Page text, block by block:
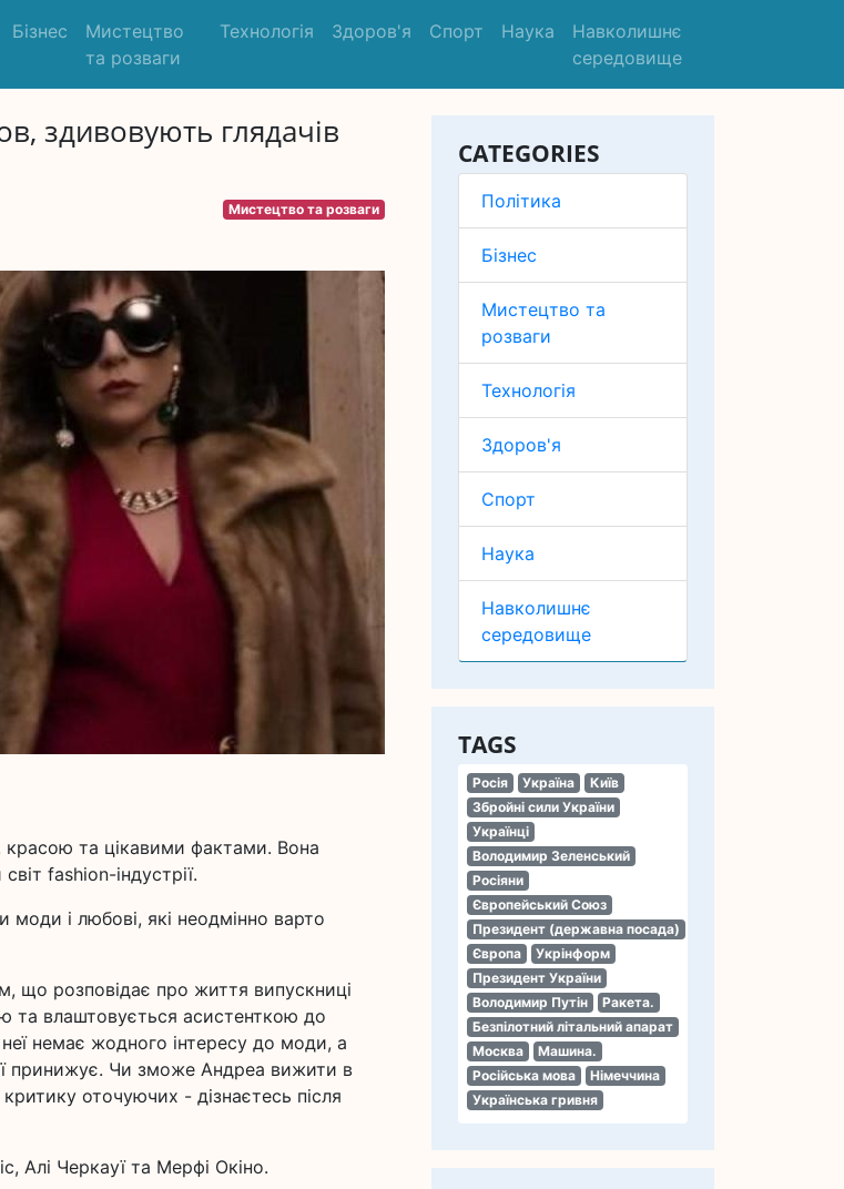
Бізнес
Мистецтво
та розваги
Технологія Здоров'я Спорт Наука
Навколишнє
середовище
CATEGORIES
Політика
Бізнес
Мистецтво та
розваги
Технологія
Здоров'я
Спорт
Наука
Навколишнє
середовище
TAGS
Росія Україна
Київ
Збройні сили України
Українці
Володимир Зеленський
Росіяни
Європейський Союз
Президент (державна посада)
Європа
Укрінформ
Президент України
Володимир Путін
Ракета.
Безпілотний літальний апарат
Москва
Машина.
Російська мова
Німеччина
Українська гривня
здивовують глядачів
Мистецтво та розваги
та цікавими фактами. Вона
fashion-індустрії.
і любові, які неодмінно варто
що розповідає про життя випускниці
та влаштовується асистенткою до
немає жодного інтересу до моди, а
принижує. Чи зможе Андреа вижити в
оточуючих - дізнаєтесь після
Алі Черкауї та Мерфі Окіно.